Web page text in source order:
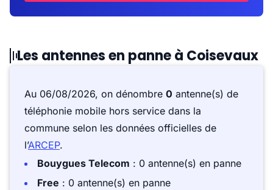
Les antennes en panne à Coisevaux
Au 06/08/2026, on dénombre 0 antenne(s) de
téléphonie mobile hors service dans la
commune selon les données officielles de
l’ARCEP.
Bouygues Telecom : 0 antenne(s) en panne
Free : 0 antenne(s) en panne